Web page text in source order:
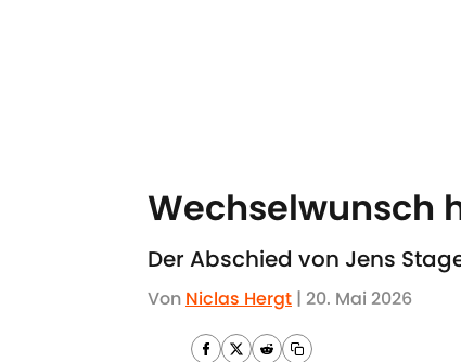
Wechselwunsch
Der Abschied von Jens
Von Niclas Hergt | 20. Mai 2026